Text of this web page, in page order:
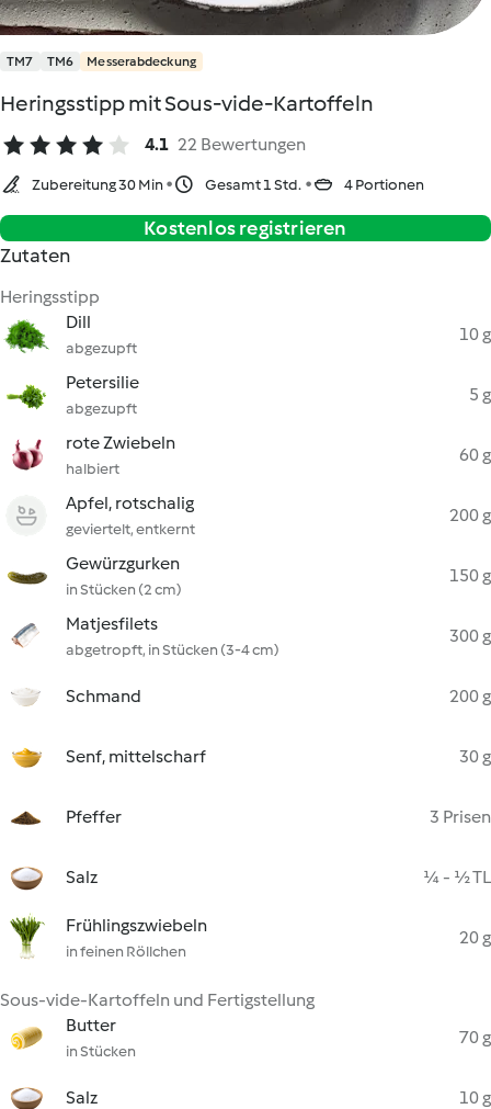
TM7 TM6 Messerabdeckung
Heringsstipp mit Sous-vide-Kartoffeln
4.1 22 Bewertungen
Zubereitung 30 Min Gesamt 1 Std. 4 Portionen
Kostenlos registrieren
Zutaten
Heringsstipp
Dill
abgezupft
10 g
Petersilie
abgezupft
5 g
rote Zwiebeln
halbiert
60 g
Apfel, rotschalig
geviertelt, entkernt
200 g
Gewürzgurken
in Stücken (2 cm)
150 g
Matjesfilets
abgetropft, in Stücken (3-4 cm)
300 g
Schmand 200 g
Senf, mittelscharf 30 g
Pfeffer 3 Prisen
Salz ¼ - ½ TL
Frühlingszwiebeln
in feinen Röllchen
20 g
Sous-vide-Kartoffeln und Fertigstellung
Butter
in Stücken
70 g
Salz 10 g